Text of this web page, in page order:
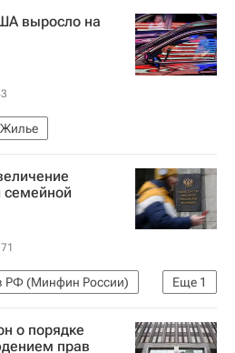
выросло на
Жилье
семейной
Еще 1
РФ (Минфин России)
о порядке
прав